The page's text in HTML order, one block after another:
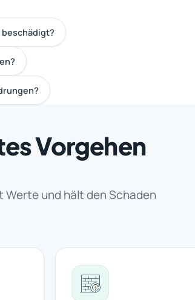
beschädigt?
Vorgehen
und hält den Schaden